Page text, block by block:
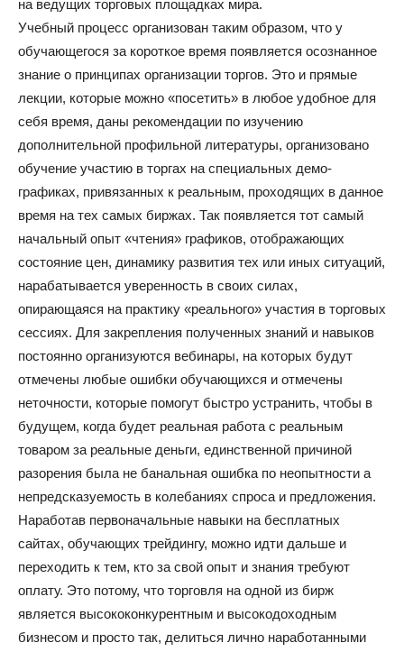
на ведущих торговых площадках мира.
Учебный процесс организован таким образом, что у
обучающегося за короткое время появляется осознанное
знание о принципах организации торгов. Это и прямые
лекции, которые можно «посетить» в любое удобное для
себя время, даны рекомендации по изучению
дополнительной профильной литературы, организовано
обучение участию в торгах на специальных демо-
графиках, привязанных к реальным, проходящих в данное
время на тех самых биржах. Так появляется тот самый
начальный опыт «чтения» графиков, отображающих
состояние цен, динамику развития тех или иных ситуаций,
нарабатывается уверенность в своих силах,
опирающаяся на практику «реального» участия в торговых
сессиях. Для закрепления полученных знаний и навыков
постоянно организуются вебинары, на которых будут
отмечены любые ошибки обучающихся и отмечены
неточности, которые помогут быстро устранить, чтобы в
будущем, когда будет реальная работа с реальным
товаром за реальные деньги, единственной причиной
разорения была не банальная ошибка по неопытности а
непредсказуемость в колебаниях спроса и предложения.
Наработав первоначальные навыки на бесплатных
сайтах, обучающих трейдингу, можно идти дальше и
переходить к тем, кто за свой опыт и знания требуют
оплату. Это потому, что торговля на одной из бирж
является высококонкурентным и высокодоходным
бизнесом и просто так, делиться лично наработанными